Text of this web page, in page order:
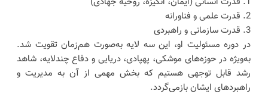
2. قدرت علمی و فناورانه
3. قدرت سازمانی و راهبردی
در دوره مسئولیت او، این سه لایه به‌صورت هم‌زمان تقویت شد.
به‌ویژه در حوزه‌های موشکی، پهپادی، دریایی و دفاع چندلایه، شاهد
رشد قابل توجهی هستیم که بخش مهمی از آن به مدیریت و
راهبردهای ایشان بازمی‌گردد.